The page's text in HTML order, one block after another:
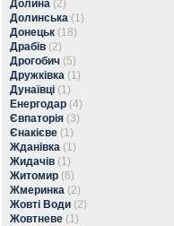
Долина (2)
Долинська (1)
Донецьк (18)
Драбів (2)
Дрогобич (5)
Дружківка (1)
Дунаївці (1)
Енергодар (4)
Євпаторія (3)
Єнакієве (1)
Жданівка (1)
Жидачів (1)
Житомир (6)
Жмеринка (2)
Жовті Води (2)
Жовтневе (1)